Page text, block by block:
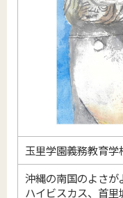
玉里学園義務教育
沖縄の南国のよさが
ハイビスカス、首